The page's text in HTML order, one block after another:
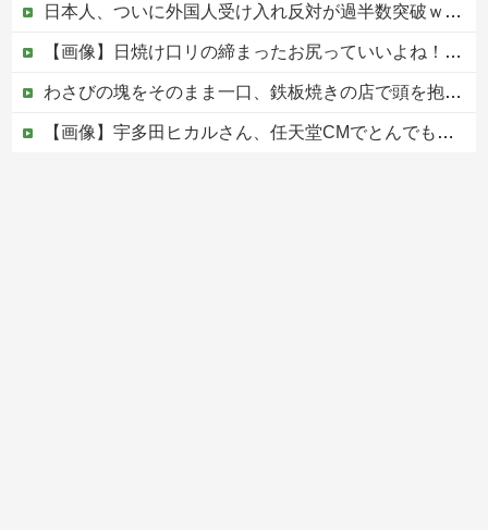
日本人、ついに外国人受け入れ反対が過半数突破ｗｗｗ
【画像】日焼け口リの締まったお尻っていいよね！ｗｗｗｗｗ
わさびの塊をそのまま一口、鉄板焼きの店で頭を抱えた男「もう時間の匂いまで嗅ぎ分けられるだろ」【海外の反応】
【画像】宇多田ヒカルさん、任天堂CMでとんでもない服を着てしまうｗｗｗｗ